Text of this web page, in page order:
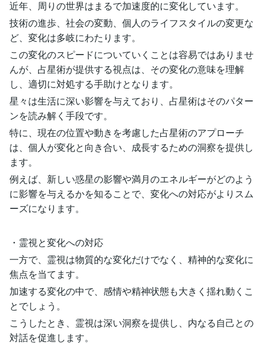
近年、周りの世界はまるで加速度的に変化しています。
技術の進歩、社会の変動、個人のライフスタイルの変更な
ど、変化は多岐にわたります。
この変化のスピードについていくことは容易ではありませ
んが、占星術が提供する視点は、その変化の意味を理解
し、適切に対処する手助けとなります。
星々は生活に深い影響を与えており、占星術はそのパター
ンを読み解く手段です。
特に、現在の位置や動きを考慮した占星術のアプローチ
は、個人が変化と向き合い、成長するための洞察を提供し
ます。
例えば、新しい惑星の影響や満月のエネルギーがどのよう
に影響を与えるかを知ることで、変化への対応がよりスム
ーズになります。
・霊視と変化への対応
一方で、霊視は物質的な変化だけでなく、精神的な変化に
焦点を当てます。
加速する変化の中で、感情や精神状態も大きく揺れ動くこ
とでしょう。
こうしたとき、霊視は深い洞察を提供し、内なる自己との
対話を促進します。